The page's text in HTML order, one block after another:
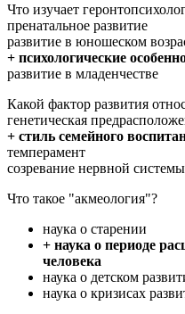
Что изучает
пренатальное развитие
развитие в юношеском
+ психологические
развитие в младенчестве
Какой фактор развития
генетическая
+ стиль семейного
темперамент
созревание нервной системы
Что такое "акмеология"?
наука о старении
+ наука о периоде
человека
наука о детском
наука о кризисах